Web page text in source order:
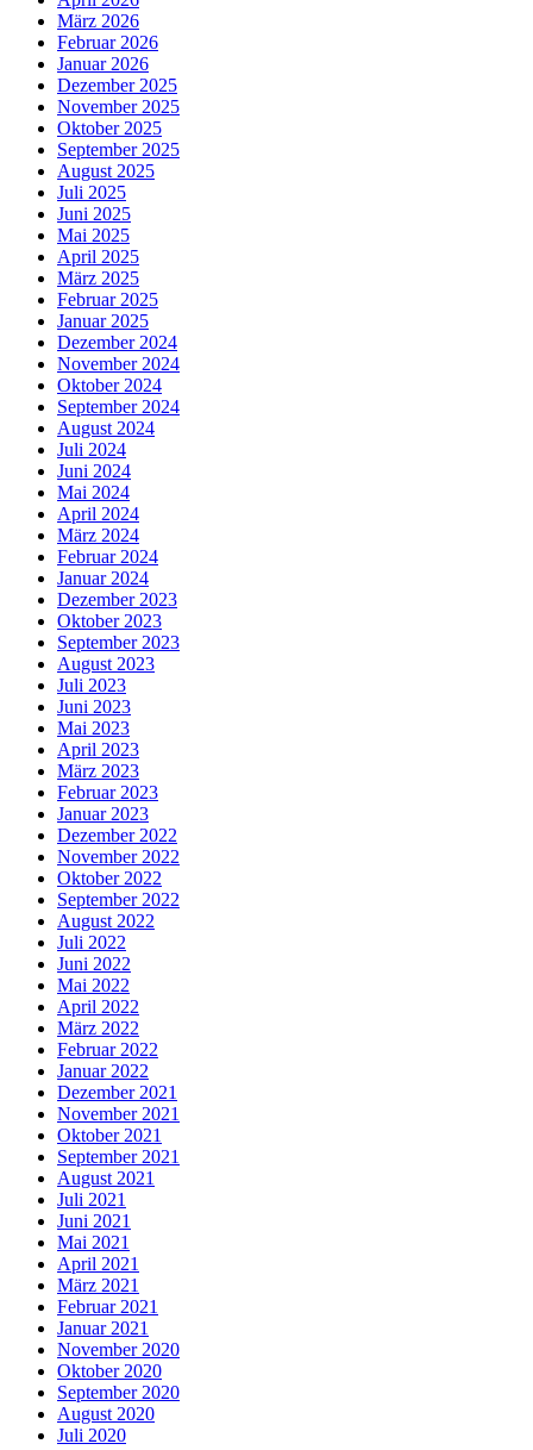
März 2026
Februar 2026
Januar 2026
Dezember 2025
November 2025
Oktober 2025
September 2025
August 2025
Juli 2025
Juni 2025
Mai 2025
April 2025
März 2025
Februar 2025
Januar 2025
Dezember 2024
November 2024
Oktober 2024
September 2024
August 2024
Juli 2024
Juni 2024
Mai 2024
April 2024
März 2024
Februar 2024
Januar 2024
Dezember 2023
Oktober 2023
September 2023
August 2023
Juli 2023
Juni 2023
Mai 2023
April 2023
März 2023
Februar 2023
Januar 2023
Dezember 2022
November 2022
Oktober 2022
September 2022
August 2022
Juli 2022
Juni 2022
Mai 2022
April 2022
März 2022
Februar 2022
Januar 2022
Dezember 2021
November 2021
Oktober 2021
September 2021
August 2021
Juli 2021
Juni 2021
Mai 2021
April 2021
März 2021
Februar 2021
Januar 2021
November 2020
Oktober 2020
September 2020
August 2020
Juli 2020